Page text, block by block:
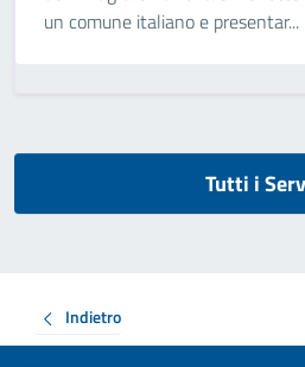
un comune italiano e presentar...
Tutti i
Indietro